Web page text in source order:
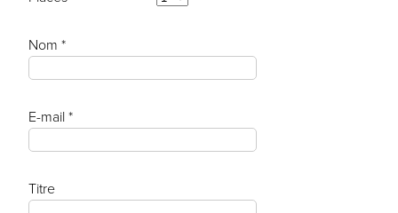
Nom *
E-mail *
Titre